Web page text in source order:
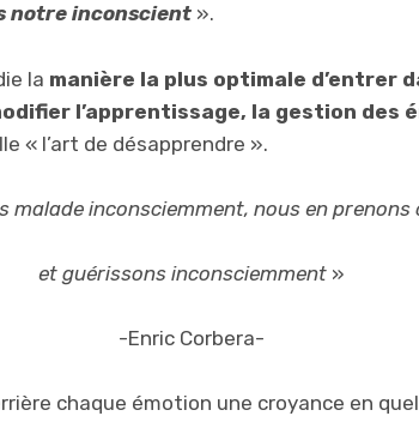
notre inconscient ».
la manière la plus optimale d’entrer
l’apprentissage, la gestion des
« l’art de désapprendre ».
malade inconsciemment, nous en prenons
et guérissons inconsciemment »
-Enric Corbera-
chaque émotion une croyance en